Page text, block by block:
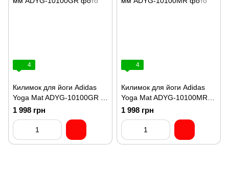
4
Килимок для йоги Adidas
Yoga Mat ADYG-10100GR 8
мм
1 998 грн
4
Килимок для йоги Adidas
Yoga Mat ADYG-10100MR 8
мм
1 998 грн